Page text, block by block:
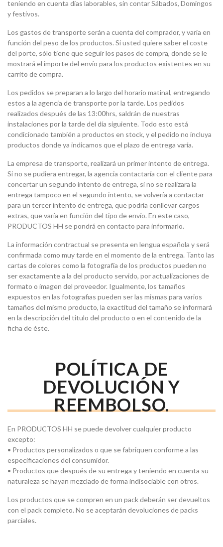
teniendo en cuenta días laborables, sin contar Sábados, Domingos
y festivos.
Los gastos de transporte serán a cuenta del comprador, y varía en
función del peso de los productos. Si usted quiere saber el coste
del porte, sólo tiene que seguir los pasos de compra, donde se le
mostrará el importe del envío para los productos existentes en su
carrito de compra.
Los pedidos se preparan a lo largo del horario matinal, entregando
estos a la agencia de transporte por la tarde. Los pedidos
realizados después de las 13:00hrs, saldrán de nuestras
instalaciones por la tarde del día siguiente. Todo esto está
condicionado también a productos en stock, y el pedido no incluya
productos donde ya indicamos que el plazo de entrega varía.
La empresa de transporte, realizará un primer intento de entrega.
Si no se pudiera entregar, la agencia contactaría con el cliente para
concertar un segundo intento de entrega, si no se realizara la
entrega tampoco en el segundo intento, se volvería a contactar
para un tercer intento de entrega, que podría conllevar cargos
extras, que varía en función del tipo de envío. En este caso,
PRODUCTOS HH se pondrá en contacto para informarlo.
La información contractual se presenta en lengua española y será
confirmada como muy tarde en el momento de la entrega. Tanto las
cartas de colores como la fotografía de los productos pueden no
ser exactamente a la del producto servido, por actualizaciones de
formato o imagen del proveedor. Igualmente, los tamaños
expuestos en las fotografias pueden ser las mismas para varios
tamaños del mismo producto, la exactitud del tamaño se informará
en la descripción del titulo del producto o en el contenido de la
ficha de éste.
POLÍTICA DE
DEVOLUCIÓN Y
REEMBOLSO.
En PRODUCTOS HH se puede devolver cualquier producto
excepto:
• Productos personalizados o que se fabriquen conforme a las
especificaciones del consumidor.
• Productos que después de su entrega y teniendo en cuenta su
naturaleza se hayan mezclado de forma indisociable con otros.
Los productos que se compren en un pack deberán ser devueltos
con el pack completo. No se aceptarán devoluciones de packs
parciales.